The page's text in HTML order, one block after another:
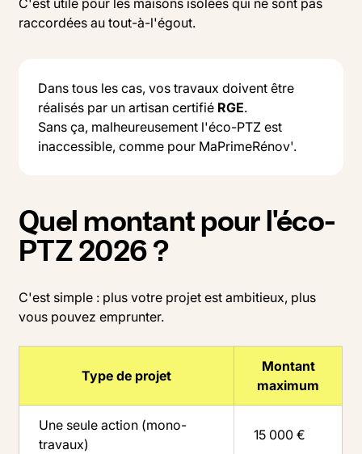
raccordées au tout-à-l'égout.
Dans tous les cas, vos travaux doivent être
réalisés par un artisan certifié RGE.
Sans ça, malheureusement l'éco-PTZ est
inaccessible, comme pour MaPrimeRénov'.
Quel montant pour l'éco-
PTZ 2026 ?
C'est simple : plus votre projet est ambitieux, plus
vous pouvez emprunter.
Type de projet
Montant
maximum
Une seule action (mono-
travaux)
15 000 €